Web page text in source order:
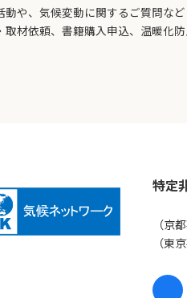
や、気候変動に関するご質問な
取材依頼、書籍購入申込、温暖化
特定
（京
（東
ア
イ